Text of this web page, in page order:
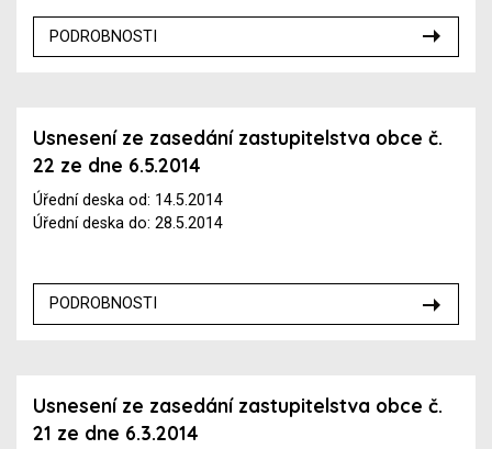
PODROBNOSTI
Usnesení ze zasedání zastupitelstva obce č.
22 ze dne 6.5.2014
Úřední deska od: 14.5.2014
Úřední deska do: 28.5.2014
PODROBNOSTI
Usnesení ze zasedání zastupitelstva obce č.
21 ze dne 6.3.2014